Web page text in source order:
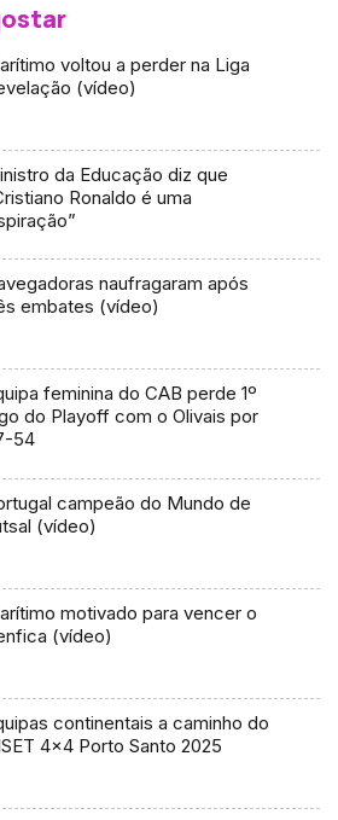
voltou a perder na Liga
(vídeo)
da Educação diz que
Ronaldo é uma
naufragaram após
embates (vídeo)
feminina do CAB perde 1º
do Playoff com o Olivais por
54
campeão do Mundo de
(vídeo)
motivado para vencer o
(vídeo)
continentais a caminho do
4×4 Porto Santo 2025